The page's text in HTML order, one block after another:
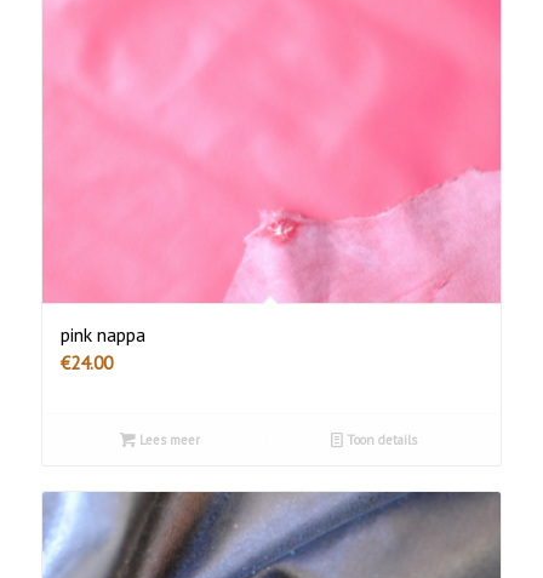
pink nappa
€24.00
Lees meer Toon details